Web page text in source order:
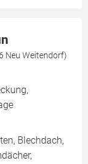
Neu Weitendorf)
Blechdach,